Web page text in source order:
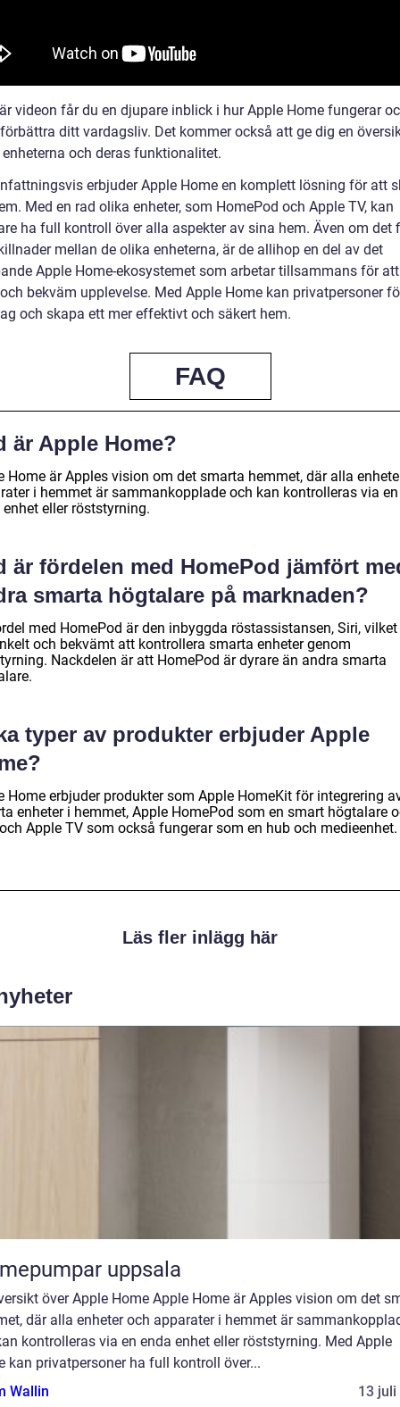
videon får du en djupare inblick i hur Apple Home fungerar
ditt vardagsliv. Det kommer också att ge dig en
och deras funktionalitet.
erbjuder Apple Home en komplett lösning för att
Med en rad olika enheter, som HomePod och Apple TV, kan
ha full kontroll över alla aspekter av sina hem. Även om det
mellan de olika enheterna, är de allihop en del av det
Apple Home-ekosystemet som arbetar tillsammans för
bekväm upplevelse. Med Apple Home kan privatpersoner
och skapa ett mer effektivt och säkert hem.
FAQ
är Apple Home?
Home är Apples vision om det smarta hemmet, där alla
i hemmet är sammankopplade och kan kontrolleras via en
enhet eller röststyrning.
är fördelen med HomePod jämfört
smarta högtalare på marknaden?
med HomePod är den inbyggda röstassistansen, Siri,
och bekvämt att kontrollera smarta enheter genom
Nackdelen är att HomePod är dyrare än andra smarta
typer av produkter erbjuder Apple
Home erbjuder produkter som Apple HomeKit för integrering
enheter i hemmet, Apple HomePod som en smart högtalare
Apple TV som också fungerar som en hub och medieenhet.
Läs fler inlägg här
uppsala
över Apple Home Apple Home är Apples vision om det
där alla enheter och apparater i hemmet är
kontrolleras via en enda enhet eller röststyrning. Med Apple
kan privatpersoner ha full kontroll över...
Wallin
13 juli